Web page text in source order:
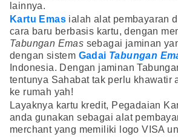
lainnya.
Kartu Emas ialah alat pembayaran
cara baru berbasis kartu, dengan
Tabungan Emas sebagai jaminan
dengan sistem Gadai Tabungan
Indonesia. Dengan jaminan
tentunya Sahabat tak perlu khawatir
ke rumah yah!
Layaknya kartu kredit, Pegadaian
anda gunakan sebagai alat
merchant yang memiliki logo VISA